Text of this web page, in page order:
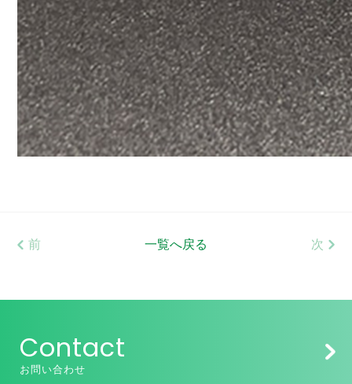
前 一覧へ戻る 次
Contact
お問い合わせ